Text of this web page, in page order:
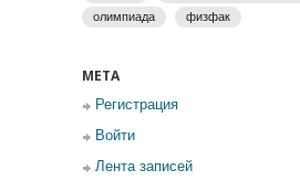
олимпиада
физфак
МЕТА
Регистрация
Войти
Лента записей